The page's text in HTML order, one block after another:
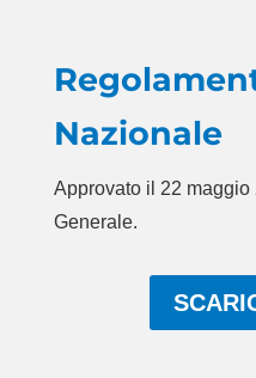
Nazionale
Approvato il 22
Generale.